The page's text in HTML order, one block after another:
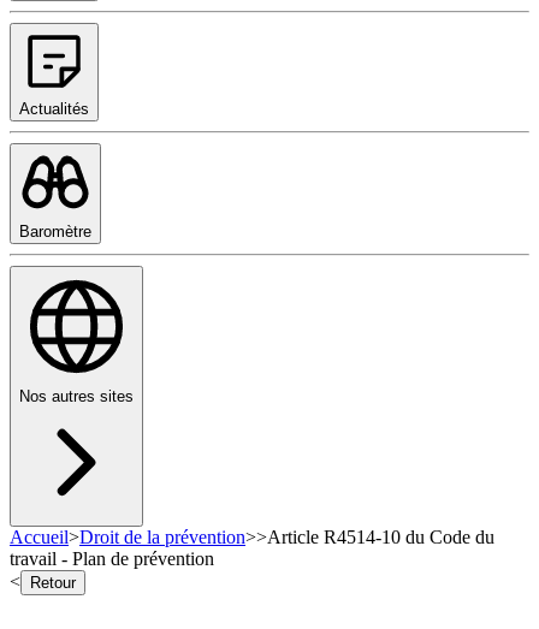
Actualités
Baromètre
Nos autres sites
Accueil>Droit de la prévention>>Article R4514-10 du Code du
travail - Plan de prévention
<
Retour